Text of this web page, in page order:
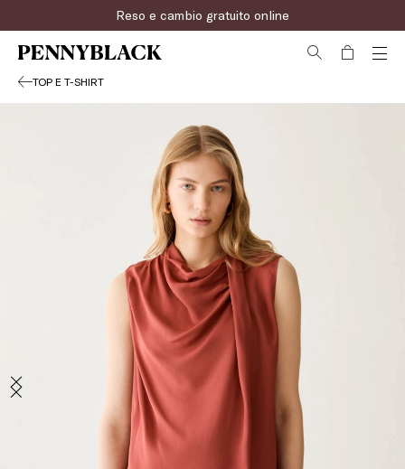
Reso e cambio gratuito online
TOP E T-SHIRT